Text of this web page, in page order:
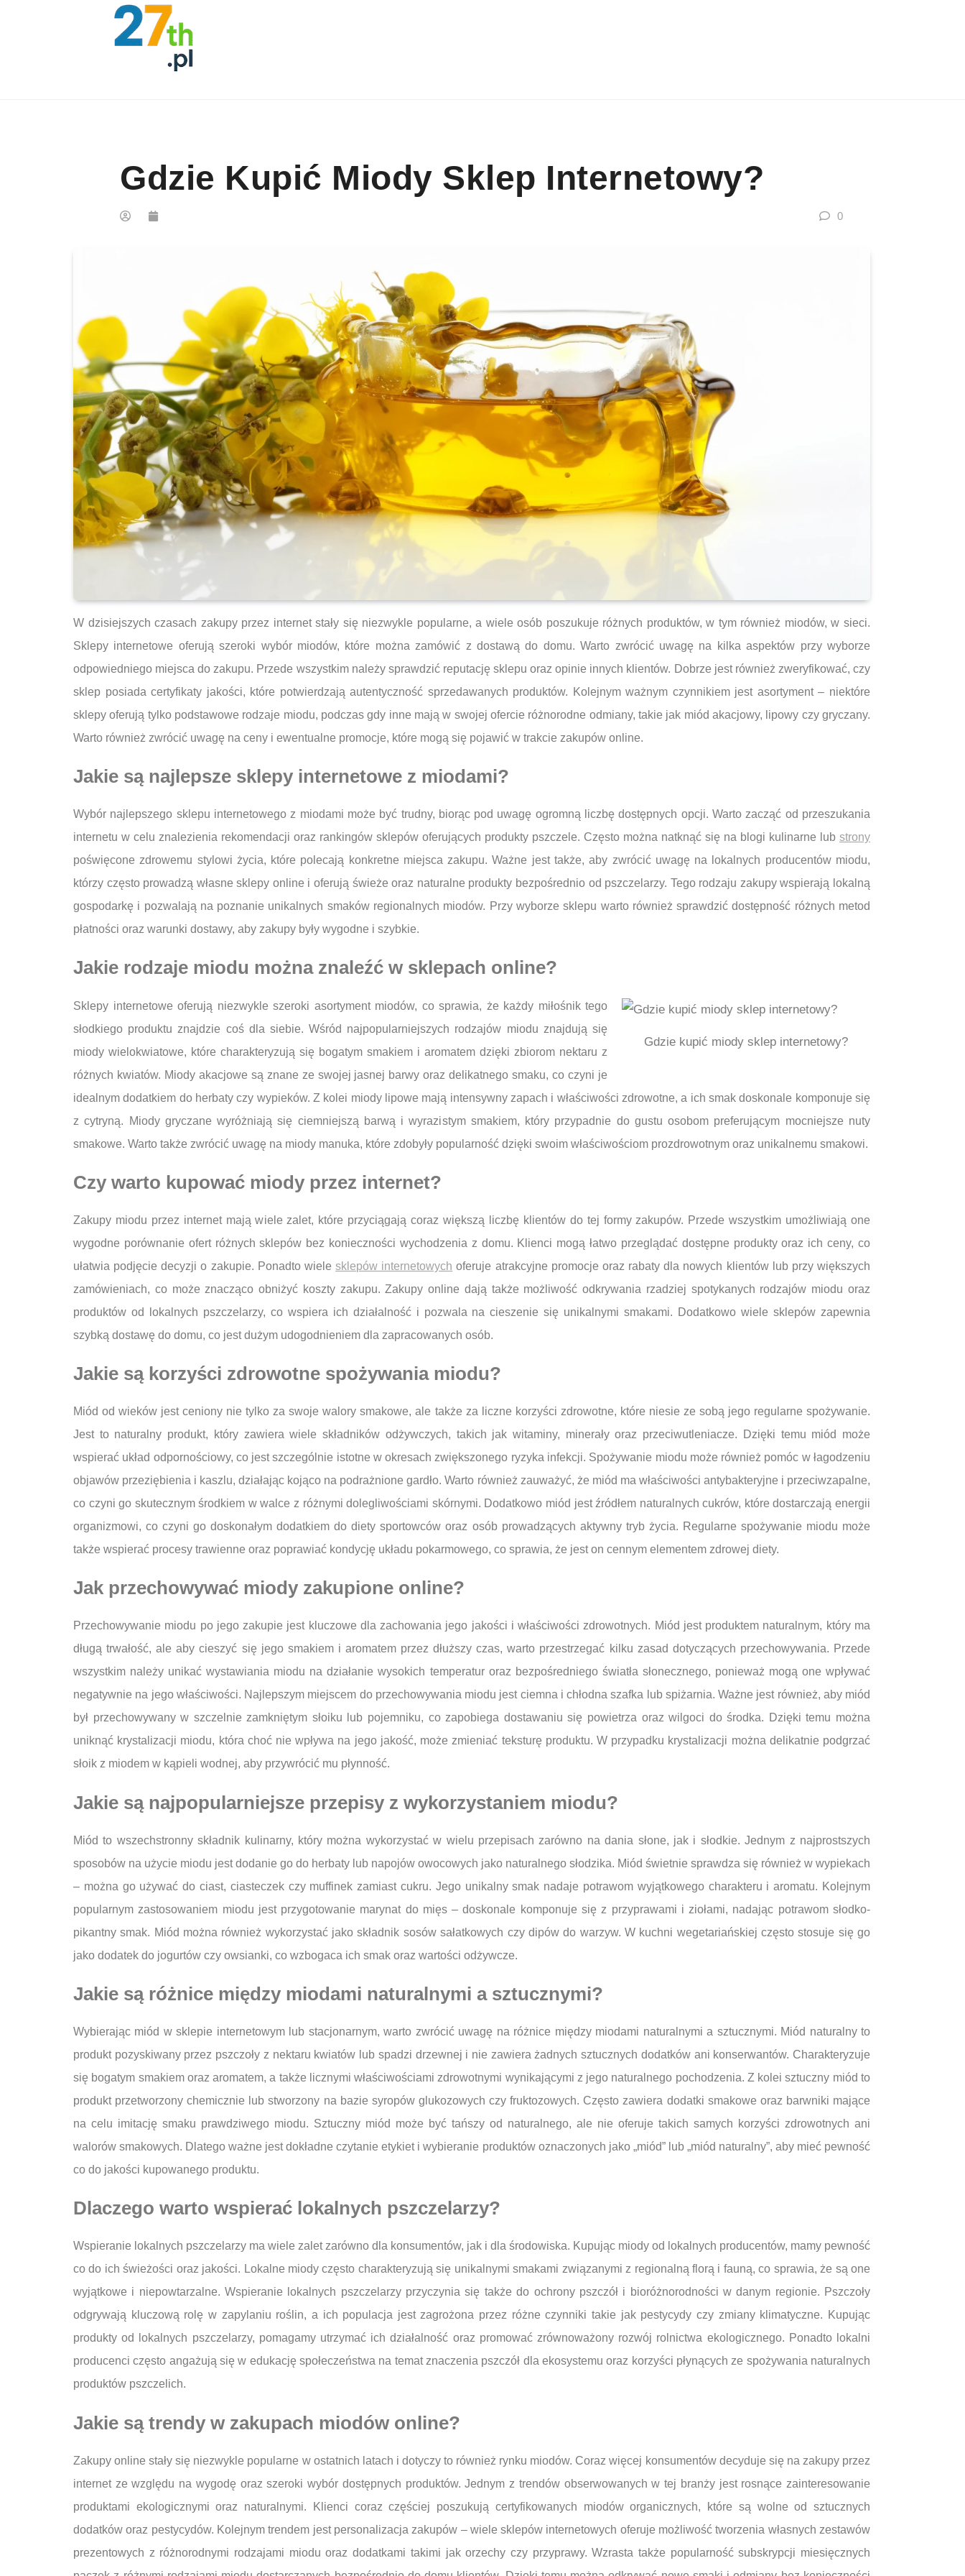
Gdzie Kupić Miody Sklep Internetowy?
0
W dzisiejszych czasach zakupy przez internet stały się niezwykle popularne, a wiele osób poszukuje różnych produktów, w tym również miodów, w sieci.
Sklepy internetowe oferują szeroki wybór miodów, które można zamówić z dostawą do domu. Warto zwrócić uwagę na kilka aspektów przy wyborze
odpowiedniego miejsca do zakupu. Przede wszystkim należy sprawdzić reputację sklepu oraz opinie innych klientów. Dobrze jest również zweryfikować, czy
sklep posiada certyfikaty jakości, które potwierdzają autentyczność sprzedawanych produktów. Kolejnym ważnym czynnikiem jest asortyment – niektóre
sklepy oferują tylko podstawowe rodzaje miodu, podczas gdy inne mają w swojej ofercie różnorodne odmiany, takie jak miód akacjowy, lipowy czy gryczany.
Warto również zwrócić uwagę na ceny i ewentualne promocje, które mogą się pojawić w trakcie zakupów online.
Jakie są najlepsze sklepy internetowe z miodami?
Wybór najlepszego sklepu internetowego z miodami może być trudny, biorąc pod uwagę ogromną liczbę dostępnych opcji. Warto zacząć od przeszukania
internetu w celu znalezienia rekomendacji oraz rankingów sklepów oferujących produkty pszczele. Często można natknąć się na blogi kulinarne lub strony
poświęcone zdrowemu stylowi życia, które polecają konkretne miejsca zakupu. Ważne jest także, aby zwrócić uwagę na lokalnych producentów miodu,
którzy często prowadzą własne sklepy online i oferują świeże oraz naturalne produkty bezpośrednio od pszczelarzy. Tego rodzaju zakupy wspierają lokalną
gospodarkę i pozwalają na poznanie unikalnych smaków regionalnych miodów. Przy wyborze sklepu warto również sprawdzić dostępność różnych metod
płatności oraz warunki dostawy, aby zakupy były wygodne i szybkie.
Jakie rodzaje miodu można znaleźć w sklepach online?
Gdzie kupić miody sklep internetowy?
Sklepy internetowe oferują niezwykle szeroki asortyment miodów, co sprawia, że każdy miłośnik tego
słodkiego produktu znajdzie coś dla siebie. Wśród najpopularniejszych rodzajów miodu znajdują się
miody wielokwiatowe, które charakteryzują się bogatym smakiem i aromatem dzięki zbiorom nektaru z
różnych kwiatów. Miody akacjowe są znane ze swojej jasnej barwy oraz delikatnego smaku, co czyni je
idealnym dodatkiem do herbaty czy wypieków. Z kolei miody lipowe mają intensywny zapach i właściwości zdrowotne, a ich smak doskonale komponuje się
z cytryną. Miody gryczane wyróżniają się ciemniejszą barwą i wyrazistym smakiem, który przypadnie do gustu osobom preferującym mocniejsze nuty
smakowe. Warto także zwrócić uwagę na miody manuka, które zdobyły popularność dzięki swoim właściwościom prozdrowotnym oraz unikalnemu smakowi.
Czy warto kupować miody przez internet?
Zakupy miodu przez internet mają wiele zalet, które przyciągają coraz większą liczbę klientów do tej formy zakupów. Przede wszystkim umożliwiają one
wygodne porównanie ofert różnych sklepów bez konieczności wychodzenia z domu. Klienci mogą łatwo przeglądać dostępne produkty oraz ich ceny, co
ułatwia podjęcie decyzji o zakupie. Ponadto wielesklepów internetowych oferuje atrakcyjne promocje oraz rabaty dla nowych klientów lub przy większych
zamówieniach, co może znacząco obniżyć koszty zakupu. Zakupy online dają także możliwość odkrywania rzadziej spotykanych rodzajów miodu oraz
produktów od lokalnych pszczelarzy, co wspiera ich działalność i pozwala na cieszenie się unikalnymi smakami. Dodatkowo wiele sklepów zapewnia
szybką dostawę do domu, co jest dużym udogodnieniem dla zapracowanych osób.
Jakie są korzyści zdrowotne spożywania miodu?
Miód od wieków jest ceniony nie tylko za swoje walory smakowe, ale także za liczne korzyści zdrowotne, które niesie ze sobą jego regularne spożywanie.
Jest to naturalny produkt, który zawiera wiele składników odżywczych, takich jak witaminy, minerały oraz przeciwutleniacze. Dzięki temu miód może
wspierać układ odpornościowy, co jest szczególnie istotne w okresach zwiększonego ryzyka infekcji. Spożywanie miodu może również pomóc w łagodzeniu
objawów przeziębienia i kaszlu, działając kojąco na podrażnione gardło. Warto również zauważyć, że miód ma właściwości antybakteryjne i przeciwzapalne,
co czyni go skutecznym środkiem w walce z różnymi dolegliwościami skórnymi. Dodatkowo miód jest źródłem naturalnych cukrów, które dostarczają energii
organizmowi, co czyni go doskonałym dodatkiem do diety sportowców oraz osób prowadzących aktywny tryb życia. Regularne spożywanie miodu może
także wspierać procesy trawienne oraz poprawiać kondycję układu pokarmowego, co sprawia, że jest on cennym elementem zdrowej diety.
Jak przechowywać miody zakupione online?
Przechowywanie miodu po jego zakupie jest kluczowe dla zachowania jego jakości i właściwości zdrowotnych. Miód jest produktem naturalnym, który ma
długą trwałość, ale aby cieszyć się jego smakiem i aromatem przez dłuższy czas, warto przestrzegać kilku zasad dotyczących przechowywania. Przede
wszystkim należy unikać wystawiania miodu na działanie wysokich temperatur oraz bezpośredniego światła słonecznego, ponieważ mogą one wpływać
negatywnie na jego właściwości. Najlepszym miejscem do przechowywania miodu jest ciemna i chłodna szafka lub spiżarnia. Ważne jest również, aby miód
był przechowywany w szczelnie zamkniętym słoiku lub pojemniku, co zapobiega dostawaniu się powietrza oraz wilgoci do środka. Dzięki temu można
uniknąć krystalizacji miodu, która choć nie wpływa na jego jakość, może zmieniać teksturę produktu. W przypadku krystalizacji można delikatnie podgrzać
słoik z miodem w kąpieli wodnej, aby przywrócić mu płynność.
Jakie są najpopularniejsze przepisy z wykorzystaniem miodu?
Miód to wszechstronny składnik kulinarny, który można wykorzystać w wielu przepisach zarówno na dania słone, jak i słodkie. Jednym z najprostszych
sposobów na użycie miodu jest dodanie go do herbaty lub napojów owocowych jako naturalnego słodzika. Miód świetnie sprawdza się również w wypiekach
– można go używać do ciast, ciasteczek czy muffinek zamiast cukru. Jego unikalny smak nadaje potrawom wyjątkowego charakteru i aromatu. Kolejnym
popularnym zastosowaniem miodu jest przygotowanie marynat do mięs – doskonale komponuje się z przyprawami i ziołami, nadając potrawom słodko-
pikantny smak. Miód można również wykorzystać jako składnik sosów sałatkowych czy dipów do warzyw. W kuchni wegetariańskiej często stosuje się go
jako dodatek do jogurtów czy owsianki, co wzbogaca ich smak oraz wartości odżywcze.
Jakie są różnice między miodami naturalnymi a sztucznymi?
Wybierając miód w sklepie internetowym lub stacjonarnym, warto zwrócić uwagę na różnice między miodami naturalnymi a sztucznymi. Miód naturalny to
produkt pozyskiwany przez pszczoły z nektaru kwiatów lub spadzi drzewnej i nie zawiera żadnych sztucznych dodatków ani konserwantów. Charakteryzuje
się bogatym smakiem oraz aromatem, a także licznymi właściwościami zdrowotnymi wynikającymi z jego naturalnego pochodzenia. Z kolei sztuczny miód to
produkt przetworzony chemicznie lub stworzony na bazie syropów glukozowych czy fruktozowych. Często zawiera dodatki smakowe oraz barwniki mające
na celu imitację smaku prawdziwego miodu. Sztuczny miód może być tańszy od naturalnego, ale nie oferuje takich samych korzyści zdrowotnych ani
walorów smakowych. Dlatego ważne jest dokładne czytanie etykiet i wybieranie produktów oznaczonych jako „miód” lub „miód naturalny”, aby mieć pewność
co do jakości kupowanego produktu.
Dlaczego warto wspierać lokalnych pszczelarzy?
Wspieranie lokalnych pszczelarzy ma wiele zalet zarówno dla konsumentów, jak i dla środowiska. Kupując miody od lokalnych producentów, mamy pewność
co do ich świeżości oraz jakości. Lokalne miody często charakteryzują się unikalnymi smakami związanymi z regionalną florą i fauną, co sprawia, że są one
wyjątkowe i niepowtarzalne. Wspieranie lokalnych pszczelarzy przyczynia się także do ochrony pszczół i bioróżnorodności w danym regionie. Pszczoły
odgrywają kluczową rolę w zapylaniu roślin, a ich populacja jest zagrożona przez różne czynniki takie jak pestycydy czy zmiany klimatyczne. Kupując
produkty od lokalnych pszczelarzy, pomagamy utrzymać ich działalność oraz promować zrównoważony rozwój rolnictwa ekologicznego. Ponadto lokalni
producenci często angażują się w edukację społeczeństwa na temat znaczenia pszczół dla ekosystemu oraz korzyści płynących ze spożywania naturalnych
produktów pszczelich.
Jakie są trendy w zakupach miodów online?
Zakupy online stały się niezwykle popularne w ostatnich latach i dotyczy to również rynku miodów. Coraz więcej konsumentów decyduje się na zakupy przez
internet ze względu na wygodę oraz szeroki wybór dostępnych produktów. Jednym z trendów obserwowanych w tej branży jest rosnące zainteresowanie
produktami ekologicznymi oraz naturalnymi. Klienci coraz częściej poszukują certyfikowanych miodów organicznych, które są wolne od sztucznych
dodatków oraz pestycydów. Kolejnym trendem jest personalizacja zakupów – wiele sklepów internetowych oferuje możliwość tworzenia własnych zestawów
prezentowych z różnorodnymi rodzajami miodu oraz dodatkami takimi jak orzechy czy przyprawy. Wzrasta także popularność subskrypcji miesięcznych